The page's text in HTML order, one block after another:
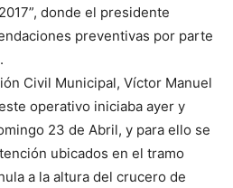
donde el presidente
preventivas por parte
Civil Municipal, Víctor Manuel
operativo iniciaba ayer y
23 de Abril, y para ello se
ubicados en el tramo
a la altura del crucero de